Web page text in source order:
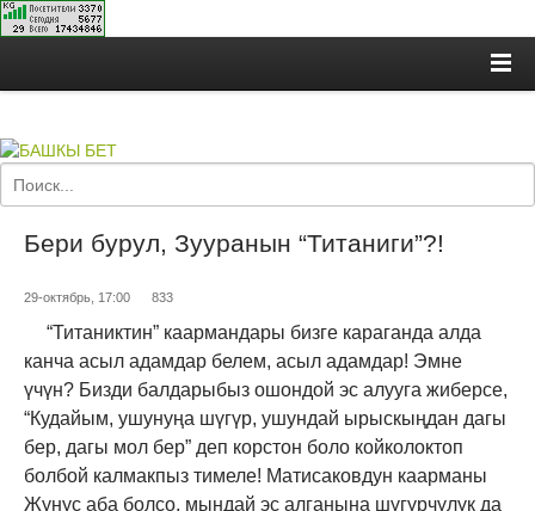
Бери бурул, Зууранын “Титаниги”?!
29-октябрь, 17:00 833
“Титаниктин” каармандары бизге караганда алда
канча асыл адамдар белем, асыл адамдар! Эмне
үчүн? Бизди балдарыбыз ошондой эс алууга жиберсе,
“Кудайым, ушунуңа шүгүр, ушундай ырыскыңдан дагы
бер, дагы мол бер” деп корстон боло койколоктоп
болбой калмакпыз тимеле! Матисаковдун каарманы
Жунус аба болсо, мындай эс алганына шүгүрчүлүк да